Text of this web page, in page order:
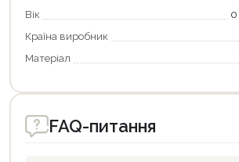
Вік
0
Країна виробник
Матеріал
FAQ-питання